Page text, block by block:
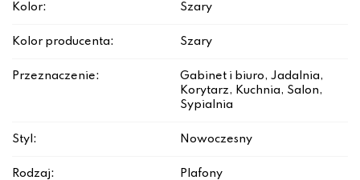
Kolor: Szary
Kolor producenta: Szary
Przeznaczenie:
Gabinet i biuro, Jadalnia,
Korytarz, Kuchnia, Salon,
Sypialnia
Styl: Nowoczesny
Rodzaj: Plafony